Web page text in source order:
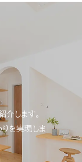
します。
を実現しま